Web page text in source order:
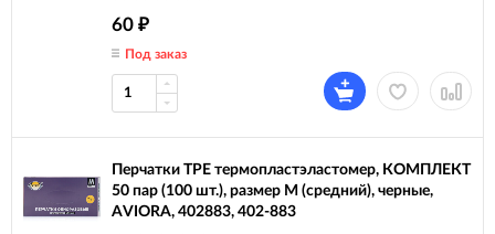
60 ₽
Под заказ
Перчатки TPE термопластэластомер, КОМПЛЕКТ
50 пар (100 шт.), размер М (средний), черные,
AVIORA, 402883, 402-883